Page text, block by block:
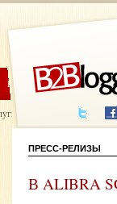
ЦЕНЫ ПОМОЩЬ
написания
ПРЕСС-РЕЛИЗЫ
В ALIBRA